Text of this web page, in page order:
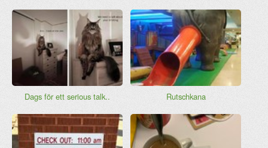
Dags för ett serious talk.. Rutschkana